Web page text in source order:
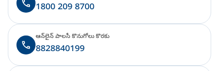
1800 209 8700
8828840199
ఆన్‌లైన్ పాలసీ కొనుగోలు కొరకు